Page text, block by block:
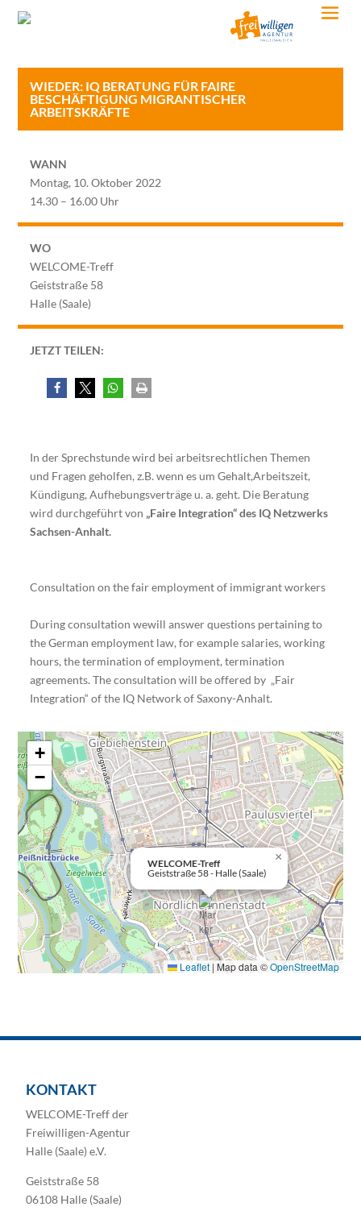
WIEDER: IQ BERATUNG FÜR FAIRE
BESCHÄFTIGUNG MIGRANTISCHER
ARBEITSKRÄFTE
WANN
Montag, 10. Oktober 2022
14.30 – 16.00 Uhr
WO
WELCOME-Treff
Geiststraße 58
Halle (Saale)
JETZT TEILEN:
In der Sprechstunde wird bei arbeitsrechtlichen Themen
und Fragen geholfen, z.B. wenn es um Gehalt,Arbeitszeit,
Kündigung, Aufhebungsverträge u. a. geht. Die Beratung
wird durchgeführt von „Faire Integration“ des IQ Netzwerks
Sachsen-Anhalt.
Consultation on the fair employment of immigrant workers
During consultation wewill answer questions pertaining to
the German employment law, for example salaries, working
hours, the termination of employment, termination
agreements. The consultation will be offered by „Fair
Integration“ of the IQ Network of Saxony-Anhalt.
WELCOME-Treff
Geiststraße 58 - Halle (Saale)
×
+
−
Leaflet | Map data ©OpenStreetMap
KONTAKT
WELCOME-Treff der
Freiwilligen-Agentur
Halle (Saale) e.V.
Geiststraße 58
06108 Halle (Saale)